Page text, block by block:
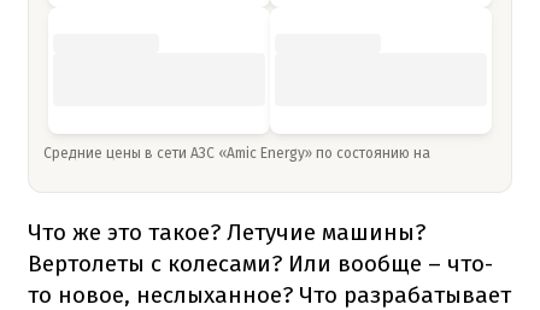
Средние цены в сети АЗС «Amic Energy» по состоянию на
Что же это такое? Летучие машины?
Вертолеты с колесами? Или вообще – что-
то новое, неслыханное? Что разрабатывает